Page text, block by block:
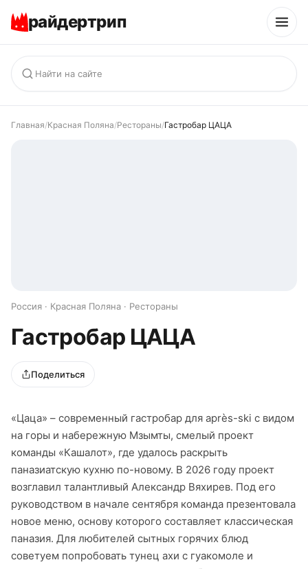
райдертрип
Главная/Красная Поляна/Рестораны/Гастробар ЦАЦА
Россия · Красная Поляна · Рестораны
Гастробар ЦАЦА
Поделиться
«Цаца» – современный гастробар для après-ski с видом
на горы и набережную Мзымты, смелый проект
команды «Кашалот», где удалось раскрыть
паназиатскую кухню по-новому. В 2026 году проект
возглавил талантливый Александр Вяхирев. Под его
руководством в начале сентября команда презентовала
новое меню, основу которого составляет классическая
паназия. Для любителей сытных горячих блюд
советуем попробовать тунец ахи с гуакомоле и